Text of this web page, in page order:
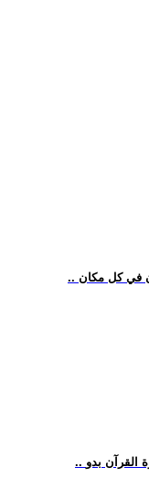
في كل مكان
القرآن بدو